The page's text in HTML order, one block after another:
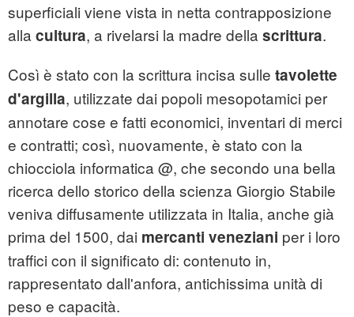
superficiali viene vista in netta contrapposizione
alla cultura, a rivelarsi la madre della scrittura.
Così è stato con la scrittura incisa sulle tavolette
d'argilla, utilizzate dai popoli mesopotamici per
annotare cose e fatti economici, inventari di merci
e contratti; così, nuovamente, è stato con la
chiocciola informatica @, che secondo una bella
ricerca dello storico della scienza Giorgio Stabile
veniva diffusamente utilizzata in Italia, anche già
prima del 1500, dai mercanti veneziani per i loro
traffici con il significato di: contenuto in,
rappresentato dall'anfora, antichissima unità di
peso e capacità.